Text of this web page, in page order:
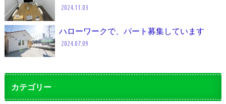
2024.11.03
ハローワークで、パート募集しています
2024.07.09
カテゴリー